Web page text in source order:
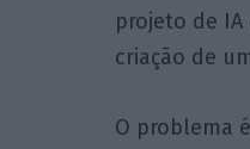
projeto de
criação de
O problema